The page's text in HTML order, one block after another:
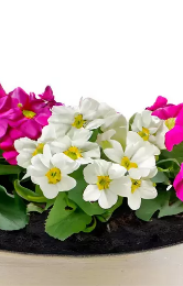
oval Vintage
St), Schiffchen Deko-
Outdoor Garten-
bei dir
+2